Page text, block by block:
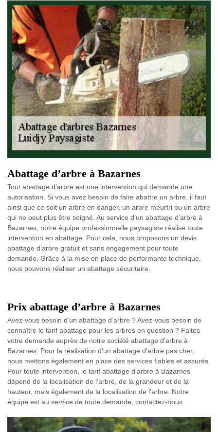
Abattage d’arbre à Bazarnes
Tout abattage d’arbre est une intervention qui demande une
autorisation. Si vous avez besoin de faire abattre un arbre, il faut
ainsi que ce soit un arbre en danger, un arbre meurtri ou un arbre
qui ne peut plus être soigné. Au service d’un abattage d’arbre à
Bazarnes, notre équipe professionnelle paysagiste réalise toute
intervention en abattage. Pour cela, nous proposons un devis
abattage d’arbre gratuit et sans engagement pour toute
demande. Grâce à la mise en place de performante technique,
nous pouvons réaliser un abattage sécuritaire.
Prix abattage d’arbre à Bazarnes
Avez-vous besoin d’un abattage d’arbre ? Avez-vous besoin de
connaître le tarif abattage pour les arbres en question ? Faites
votre demande auprès de notre société abattage d’arbre à
Bazarnes. Pour la réalisation d’un abattage d’arbre pas cher,
nous mettons également en place des services fiables et assurés.
Pour toute intervention, le tarif abattage d’arbre à Bazarnes
dépend de la localisation de l’arbre, de la grandeur et de la
hauteur, mais également de la localisation de l’arbre. Notre
équipe est au service de toute demande, contactez-nous.